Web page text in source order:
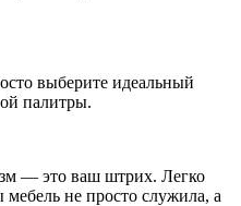
выберите идеальный
палитры.
— это ваш штрих. Легко
не просто служила, а